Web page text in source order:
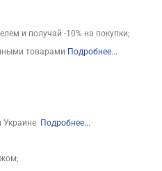
и получай -10% на покупки;
товарами Подробнее...
Украине Подробнее...